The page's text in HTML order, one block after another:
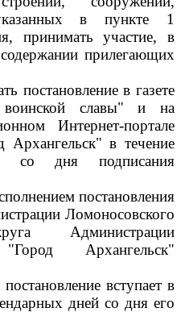
в пункте 1
принимать участие, в
прилегающих
постановление в газете
славы" и на
Интернет-портале
Архангельск" в течение
со дня подписания
постановления
Ломоносовского
Администрации
Архангельск"
вступает в
дней со дня его